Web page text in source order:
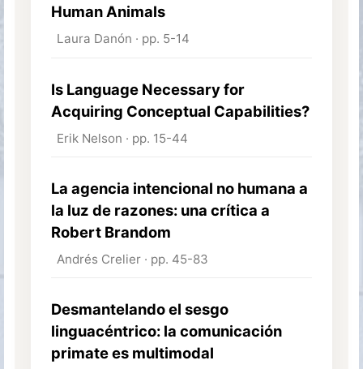
Human Animals
Laura Danón · pp. 5-14
Is Language Necessary for
Acquiring Conceptual Capabilities?
Erik Nelson · pp. 15-44
La agencia intencional no humana a
la luz de razones: una crítica a
Robert Brandom
Andrés Crelier · pp. 45-83
Desmantelando el sesgo
linguacéntrico: la comunicación
primate es multimodal